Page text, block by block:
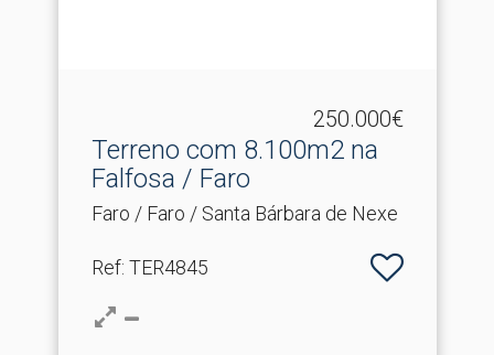
250.000€
Terreno com 8.​100m2 na
Falfosa / Faro
Faro / Faro / Santa Bárbara de Nexe
Ref: TER4845